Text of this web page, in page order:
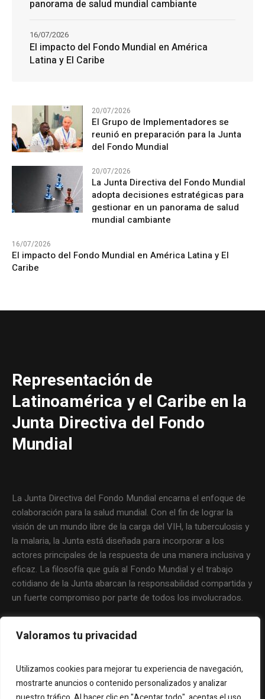
Valoramos tu privacidad
Utilizamos cookies para mejorar tu experiencia de navegación,
mostrarte anuncios o contenido personalizados y analizar
panorama de salud mundial cambiante
El impacto del Fondo Mundial en América
Latina y El Caribe
16/07/2026
20/07/2026
El Grupo de Implementadores se
reunió en preparación para la Junta
del Fondo Mundial
20/07/2026
La Junta Directiva del Fondo Mundial
adopta decisiones estratégicas para
gestionar en un panorama de salud
mundial cambiante
16/07/2026
El impacto del Fondo Mundial en América Latina y El
Caribe
Representación de
Latinoamérica y el Caribe en la
Junta Directiva del Fondo
Mundial
La Junta Directiva del Fondo Mundial encarna el enfoque de
colaboración para la salud mundial. Con el fin de lograr la
visión de un mundo libre de la carga del VIH, la tuberculosis y
la malaria, la Junta está diseñada para incorporar a los
actores principales de la respuesta de una manera inclusiva y
eficaz. La filosofía que guía al Fondo Mundial y el trabajo
cotidiano de la Junta abarcan la responsabilidad compartida y
un fuerte compromiso por parte de todos los involucrados.